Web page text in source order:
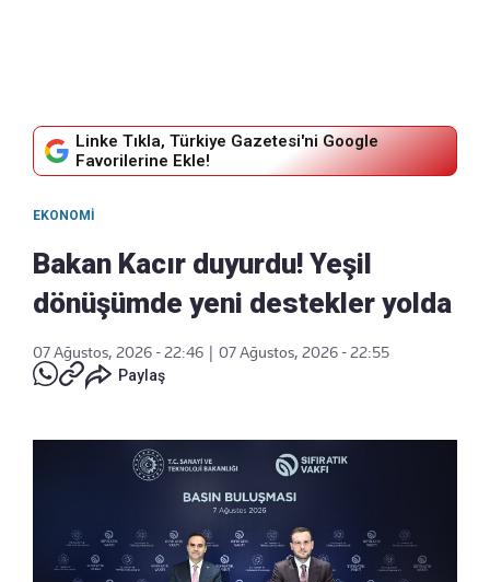
Linke Tıkla, Türkiye Gazetesi'ni Google
Favorilerine Ekle!
EKONOMI
Bakan Kacır duyurdu! Yeşil
dönüşümde yeni destekler yolda
07 Ağustos, 2026 - 22:46
07 Ağustos, 2026 - 22:55
Paylaş